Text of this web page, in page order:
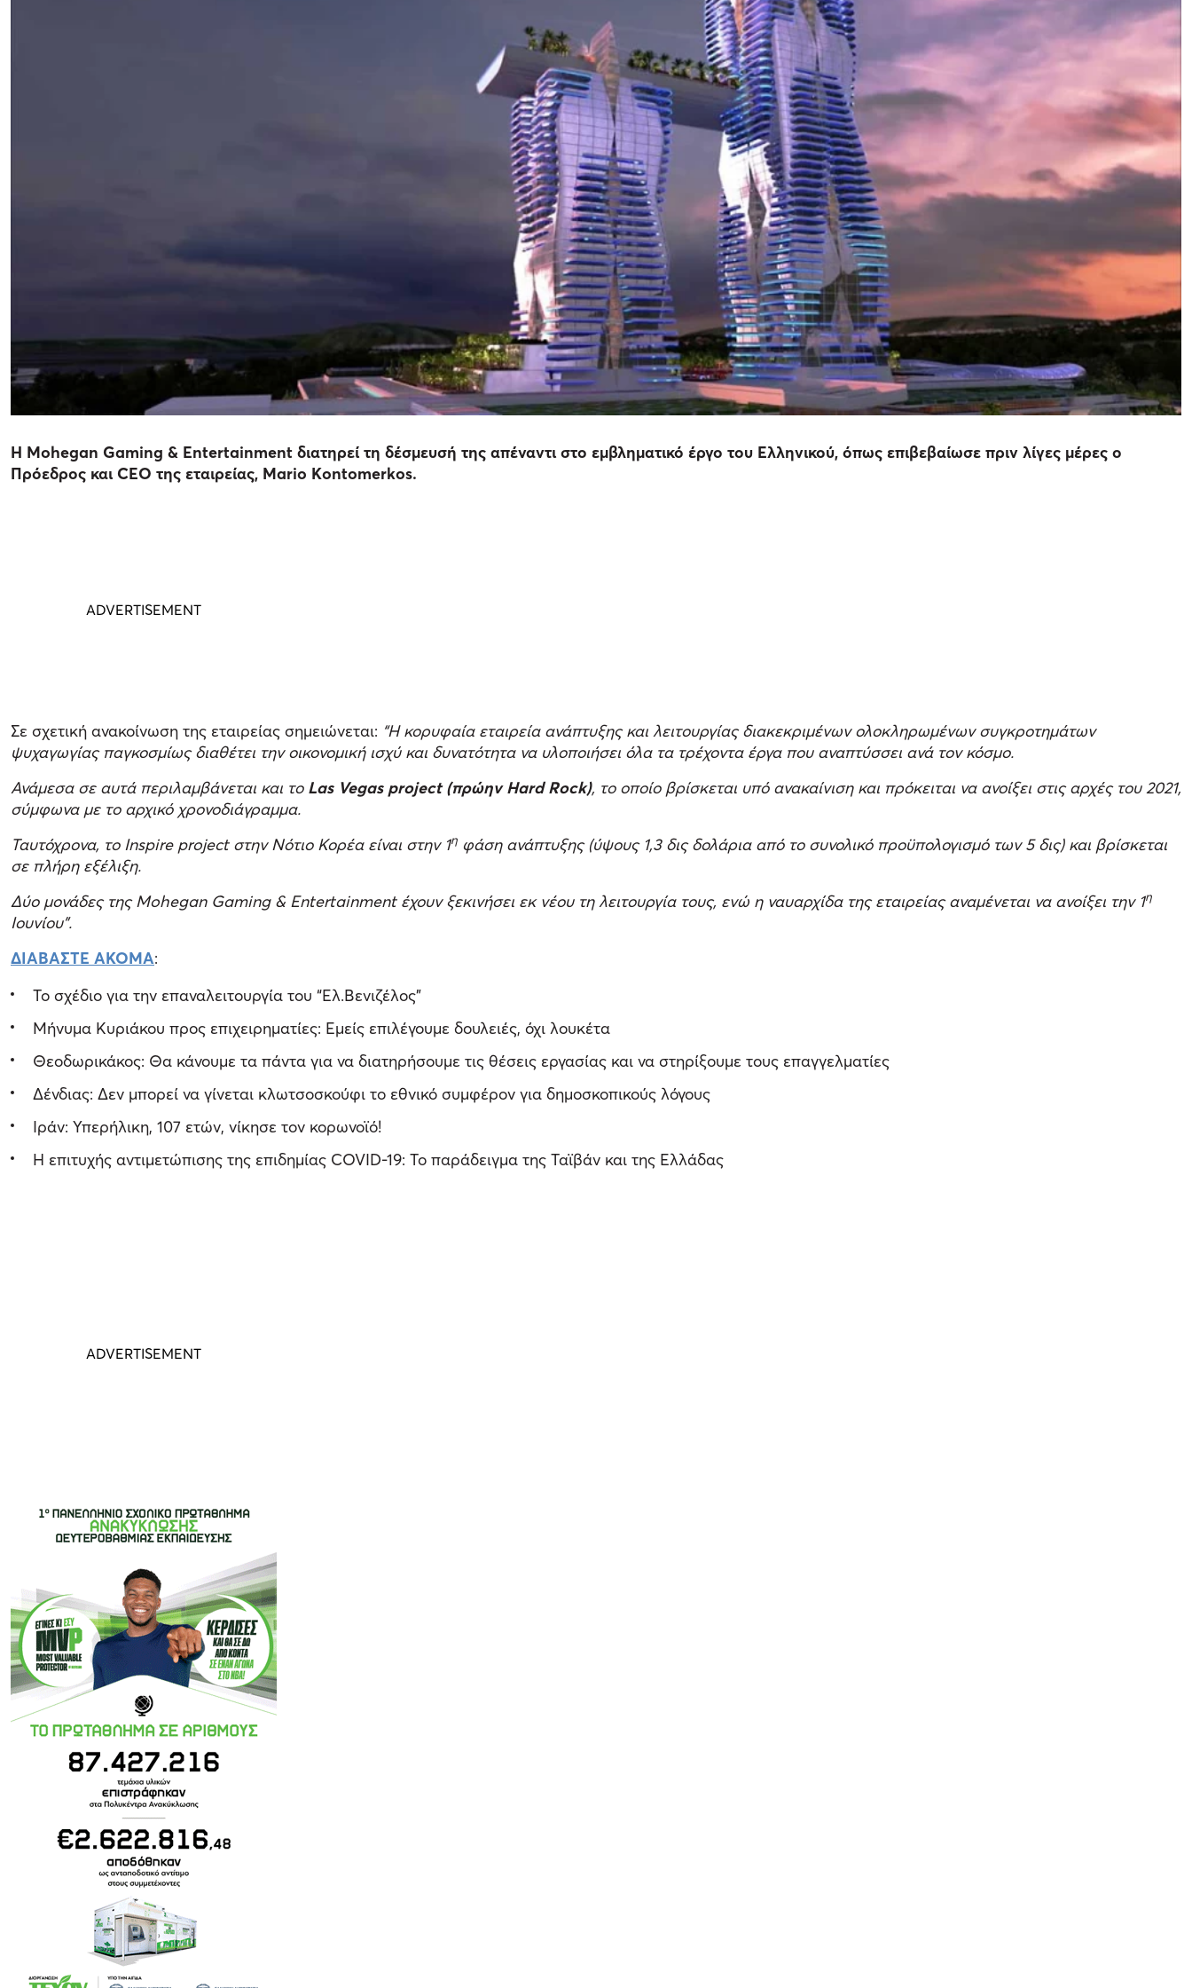
H Mohegan Gaming & Entertainment διατηρεί τη δέσμευσή της απέναντι στο εμβληματικό έργο του Ελληνικού, όπως επιβεβαίωσε πριν λίγες μέρες ο
Πρόεδρος και CEO της εταιρείας, Mario Kontomerkos.
Σε σχετική ανακοίνωση της εταιρείας σημειώνεται: “Η κορυφαία εταιρεία ανάπτυξης και λειτουργίας διακεκριμένων ολοκληρωμένων συγκροτημάτων
ψυχαγωγίας παγκοσμίως διαθέτει την οικονομική ισχύ και δυνατότητα να υλοποιήσει όλα τα τρέχοντα έργα που αναπτύσσει ανά τον κόσμο.
Ανάμεσα σε αυτά περιλαμβάνεται και τοLas Vegas project (πρώην Hard Rock), το οποίο βρίσκεται υπό ανακαίνιση και πρόκειται να ανοίξει στις αρχές του 2021,
σύμφωνα με το αρχικό χρονοδιάγραμμα.
Ταυτόχρονα, το Inspire project στην Νότιο Κορέα είναι στην 1η φάση ανάπτυξης (ύψους 1,3 δις δολάρια από το συνολικό προϋπολογισμό των 5 δις) και βρίσκεται
σε πλήρη εξέλιξη.
Δύο μονάδες της Mohegan Gaming & Entertainment έχουν ξεκινήσει εκ νέου τη λειτουργία τους, ενώ η ναυαρχίδα της εταιρείας αναμένεται να ανοίξει την 1η
Ιουνίου”.
ΔΙΑΒΑΣΤΕ ΑΚΟΜΑ:
Το σχέδιο για την επαναλειτουργία του “Ελ.Βενιζέλος”
Μήνυμα Κυριάκου προς επιχειρηματίες: Εμείς επιλέγουμε δουλειές, όχι λουκέτα
Θεοδωρικάκος: Θα κάνουμε τα πάντα για να διατηρήσουμε τις θέσεις εργασίας και να στηρίξουμε τους επαγγελματίες
Δένδιας: Δεν μπορεί να γίνεται κλωτσοσκούφι το εθνικό συμφέρον για δημοσκοπικούς λόγους
Ιράν: Υπερήλικη, 107 ετών, νίκησε τον κορωνοϊό!
Η επιτυχής αντιμετώπισης της επιδημίας COVID-19: Το παράδειγμα της Ταϊβάν και της Ελλάδας